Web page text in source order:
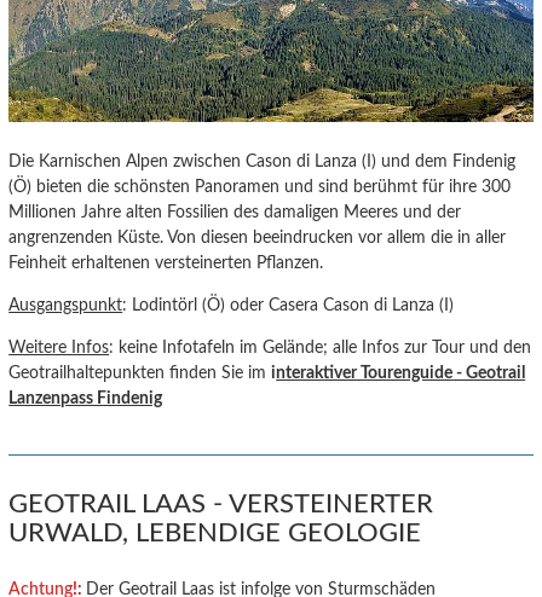
Die Karnischen Alpen zwischen Cason di Lanza (I) und dem Findenig
(Ö) bieten die schönsten Panoramen und sind berühmt für ihre 300
Millionen Jahre alten Fossilien des damaligen Meeres und der
angrenzenden Küste. Von diesen beeindrucken vor allem die in aller
Feinheit erhaltenen versteinerten Pflanzen.
Ausgangspunkt: Lodintörl (Ö) oder Casera Cason di Lanza (I)
Weitere Infos: keine Infotafeln im Gelände; alle Infos zur Tour und den
Geotrailhaltepunkten finden Sie iminteraktiver Tourenguide - Geotrail
Lanzenpass Findenig
GEOTRAIL LAAS - VERSTEINERTER
URWALD, LEBENDIGE GEOLOGIE
Achtung!: Der Geotrail Laas ist infolge von Sturmschäden